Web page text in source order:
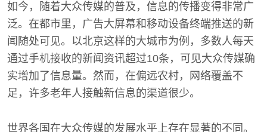
如今，随着大众传媒的普及，信息的传播变得非常广
泛。在都市里，广告大屏幕和移动设备终端推送的新
闻随处可见。以北京这样的大城市为例，多数人每天
通过手机接收的新闻资讯超过10条，可见大众传媒确
实增加了信息量。然而，在偏远农村，网络覆盖不
足，许多老年人接触新信息的渠道很少。
世界各国在大众传媒的发展水平上存在显著的不同。